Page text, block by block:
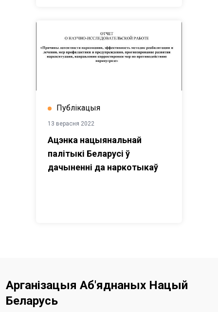
Публікацыя
13 верасня 2022
Ацэнка нацыянальнай
палітыкі Беларусі ў
дачыненні да наркотыкаў
Арганізацыя Аб'яднаных Нацый
Беларусь